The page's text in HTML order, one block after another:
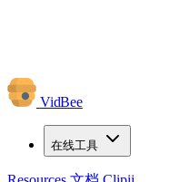
VidBee
在线工具